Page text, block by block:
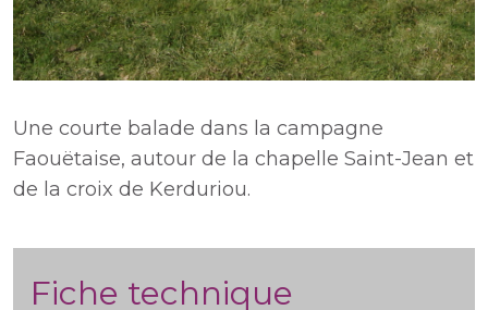
Une courte balade dans la campagne
Faouëtaise, autour de la chapelle Saint-Jean et
de la croix de Kerduriou.
Fiche technique